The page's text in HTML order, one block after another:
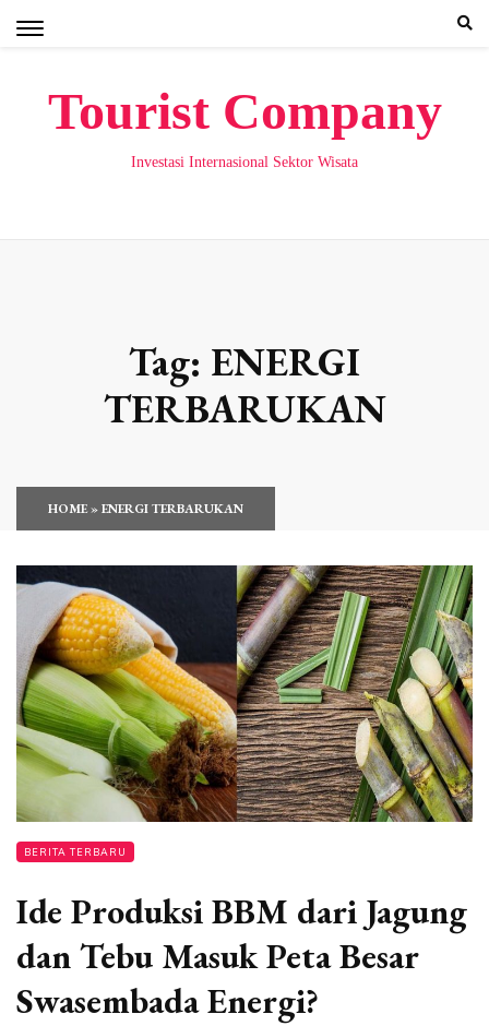
Tourist Company
Investasi Internasional Sektor Wisata
Tag: ENERGI
TERBARUKAN
HOME»ENERGI TERBARUKAN
BERITA TERBARU
Ide Produksi BBM dari Jagung
dan Tebu Masuk Peta Besar
Swasembada Energi?